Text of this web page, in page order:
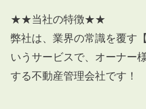
★★当社の特徴★★
弊社は、業界の常識を覆す
いうサービスで、オーナー
する不動産管理会社です！